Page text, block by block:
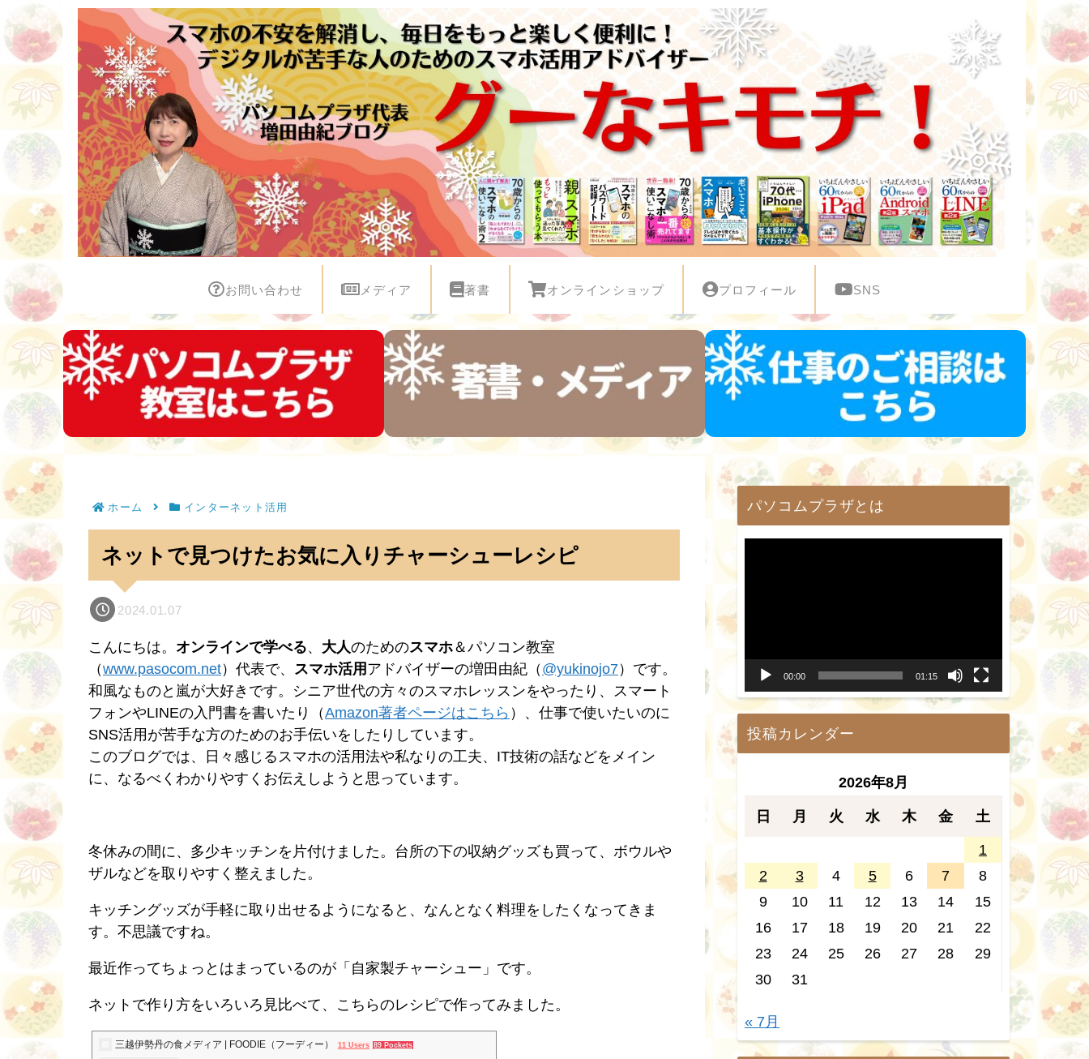
お問い合わせ メディア 著書 オンラインショップ プロフィール SNS
ホーム インターネット活用
ネットで見つけたお気に入りチャーシューレシピ
2024.01.07
こんにちは。 オンラインで学べる、 大人のためのスマホ＆パソコン教室
（www.pasocom.net）代表で、 スマホ活用 アドバイザーの増田由紀（ @yukinojo7）です。
和風なものと嵐が大好きです。シニア世代の方々のスマホレッスンをやったり、スマート
フォンやLINEの入門書を書いたり（Amazon著者ページはこちら ）、仕事で使いたいのに
SNS活用が苦手な方のためのお手伝いをしたりしています。
このブログでは、日々感じるスマホの活用法や私なりの工夫、IT技術の話などをメイン
に、なるべくわかりやすくお伝えしようと思っています。
冬休みの間に、多少キッチンを片付けました。台所の下の収納グッズも買って、ボウルや
ザルなどを取りやすく整えました。
キッチングッズが手軽に取り出せるようになると、なんとなく料理をしたくなってきま
す。不思議ですね。
最近作ってちょっとはまっているのが「自家製チャーシュー」です。
ネットで作り方をいろいろ見比べて、こちらのレシピで作ってみました。
三越伊勢丹の食メディア | FOODIE（フーディー） 11 Users 89 Pockets
パソコムプラザとは
ー
00:00 01:15
投稿カレンダー
2026年8月
日 月 火 水 木 金 土
1
2
3 4 5 6 7
8
9
10 11 12 13 14
15
16
17 18 19 20 21
22
23
24 25 26 27 28
29
30
31
« 7月